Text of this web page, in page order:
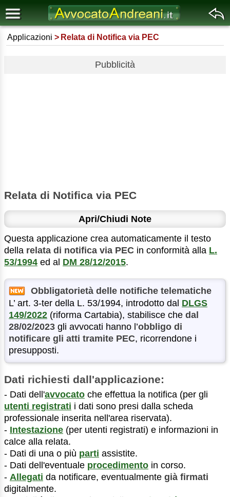
Applicazioni Relata di Notifica via PEC
Pubblicità
Relata di Notifica via PEC
Apri/Chiudi Note
Questa applicazione crea automaticamente il testo
della relata di notifica via PEC in conformità alla L.
53/1994 ed al DM 28/12/2015.
Obbligatorietà delle notifiche telematiche
L’ art. 3-ter della L. 53/1994, introdotto dal DLGS
149/2022 (riforma Cartabia), stabilisce che dal
28/02/2023 gli avvocati hanno l’obbligo di
notificare gli atti tramite PEC, ricorrendone i
presupposti.
Dati richiesti dall'applicazione:
- Dati dell'avvocato che effettua la notifica (per gli
utenti registrati i dati sono presi dalla scheda
professionale inserita nell'area riservata).
- Intestazione (per utenti registrati) e informazioni in
calce alla relata.
- Dati di una o più parti assistite.
- Dati dell'eventuale procedimento in corso.
- Allegati da notificare, eventualmente già firmati
digitalmente.